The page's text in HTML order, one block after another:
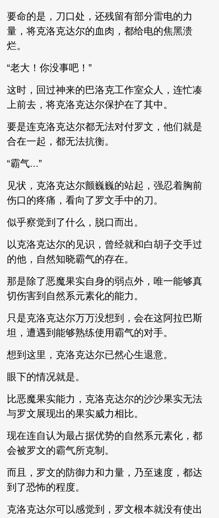
要命的是，刀口处，还残留有部分雷电的力
量，将克洛克达尔的血肉，都给电的焦黑溃
烂。
“老大！你没事吧！”
这时，回过神来的巴洛克工作室众人，连忙凑
上前去，将克洛克达尔保护在了其中。
要是连克洛克达尔都无法对付罗文，他们就是
合在一起，都无法抗衡。
“霸气...”
见状，克洛克达尔颤巍巍的站起，强忍着胸前
伤口的疼痛，看向了罗文手中的刀。
似乎察觉到了什么，脱口而出。
以克洛克达尔的见识，曾经就和白胡子交手过
的他，自然知晓霸气的存在。
那是除了恶魔果实自身的弱点外，唯一能够真
切伤害到自然系元素化的能力。
只是克洛克达尔万万没想到，会在这阿拉巴斯
坦，遭遇到能够熟练使用霸气的对手。
想到这里，克洛克达尔已然心生退意。
眼下的情况就是。
比恶魔果实能力，克洛克达尔的沙沙果实无法
与罗文展现出的果实威力相比。
现在连自认为最占据优势的自然系元素化，都
会被罗文的霸气所克制。
而且，罗文的防御力和力量，乃至速度，都达
到了恐怖的程度。
克洛克达尔可以感觉到，罗文根本就没有使出